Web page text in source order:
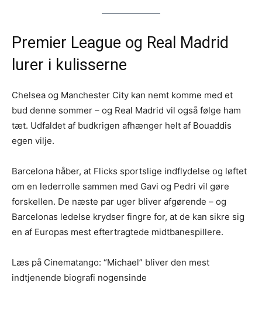
Premier League og Real Madrid
lurer i kulisserne
Chelsea og Manchester City kan nemt komme med et
bud denne sommer – og Real Madrid vil også følge ham
tæt. Udfaldet af budkrigen afhænger helt af Bouaddis
egen vilje.
Barcelona håber, at Flicks sportslige indflydelse og løftet
om en lederrolle sammen med Gavi og Pedri vil gøre
forskellen. De næste par uger bliver afgørende – og
Barcelonas ledelse krydser fingre for, at de kan sikre sig
en af Europas mest eftertragtede midtbanespillere.
Læs på Cinematango: “Michael” bliver den mest
indtjenende biografi nogensinde